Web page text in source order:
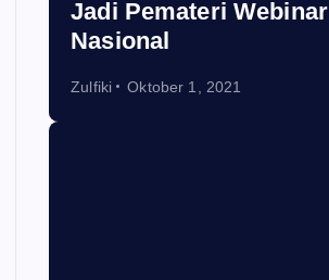
Jadi Pemateri Webinar
Nasional
Zulfiki Oktober 1, 2021